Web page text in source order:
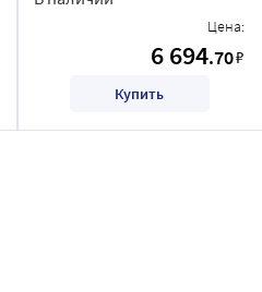
Цена:
6 694.70₽
Купить